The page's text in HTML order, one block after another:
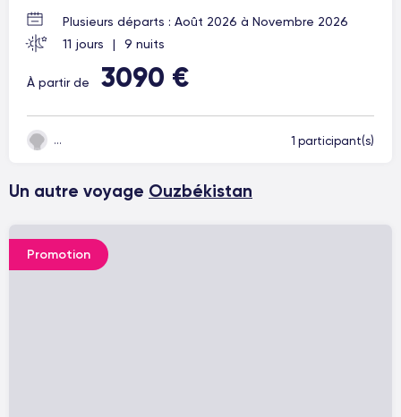
Plusieurs départs : Août 2026 à Novembre 2026
11 jours
| 9 nuits
À partir de 3090 €
1 participant(s)
Un autre voyage Ouzbékistan
Promotion